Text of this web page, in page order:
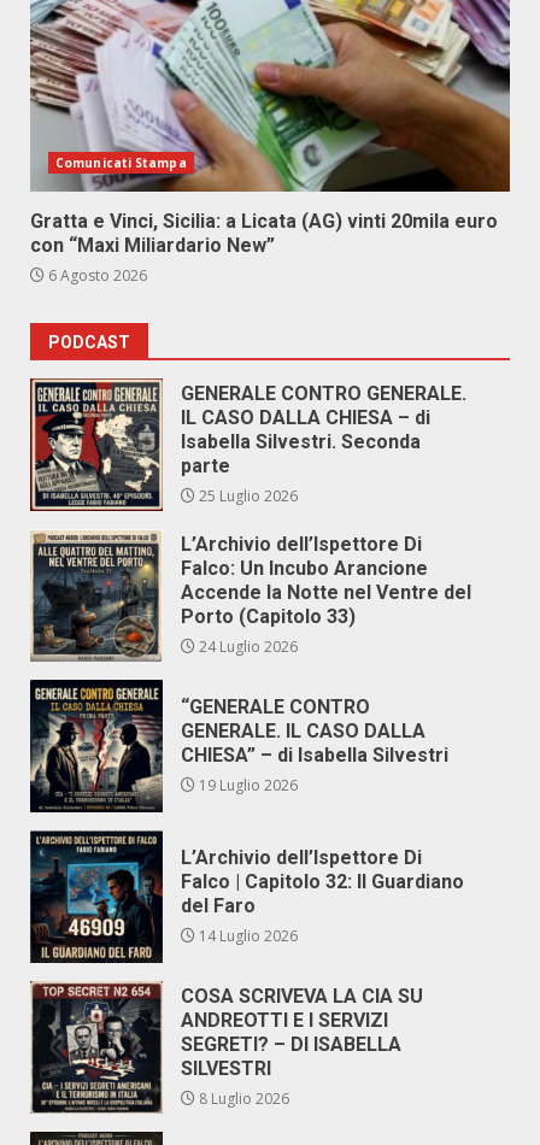
Comunicati Stampa
Gratta e Vinci, Sicilia: a Licata (AG) vinti 20mila euro
con “Maxi Miliardario New”
6 Agosto 2026
PODCAST
GENERALE CONTRO GENERALE.
IL CASO DALLA CHIESA – di
Isabella Silvestri. Seconda
parte
25 Luglio 2026
L’Archivio dell’Ispettore Di
Falco: Un Incubo Arancione
Accende la Notte nel Ventre del
Porto (Capitolo 33)
24 Luglio 2026
“GENERALE CONTRO
GENERALE. IL CASO DALLA
CHIESA” – di Isabella Silvestri
19 Luglio 2026
L’Archivio dell’Ispettore Di
Falco | Capitolo 32: Il Guardiano
del Faro
14 Luglio 2026
COSA SCRIVEVA LA CIA SU
ANDREOTTI E I SERVIZI
SEGRETI? – DI ISABELLA
SILVESTRI
8 Luglio 2026